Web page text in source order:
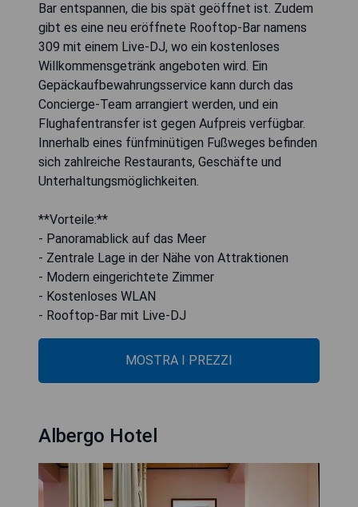
Bar entspannen, die bis spät geöffnet ist. Zudem
gibt es eine neu eröffnete Rooftop-Bar namens
309 mit einem Live-DJ, wo ein kostenloses
Willkommensgetränk angeboten wird. Ein
Gepäckaufbewahrungsservice kann durch das
Concierge-Team arrangiert werden, und ein
Flughafentransfer ist gegen Aufpreis verfügbar.
Innerhalb eines fünfminütigen Fußweges befinden
sich zahlreiche Restaurants, Geschäfte und
Unterhaltungsmöglichkeiten.
**Vorteile:**
- Panoramablick auf das Meer
- Zentrale Lage in der Nähe von Attraktionen
- Modern eingerichtete Zimmer
- Kostenloses WLAN
- Rooftop-Bar mit Live-DJ
MOSTRA I PREZZI
Albergo Hotel